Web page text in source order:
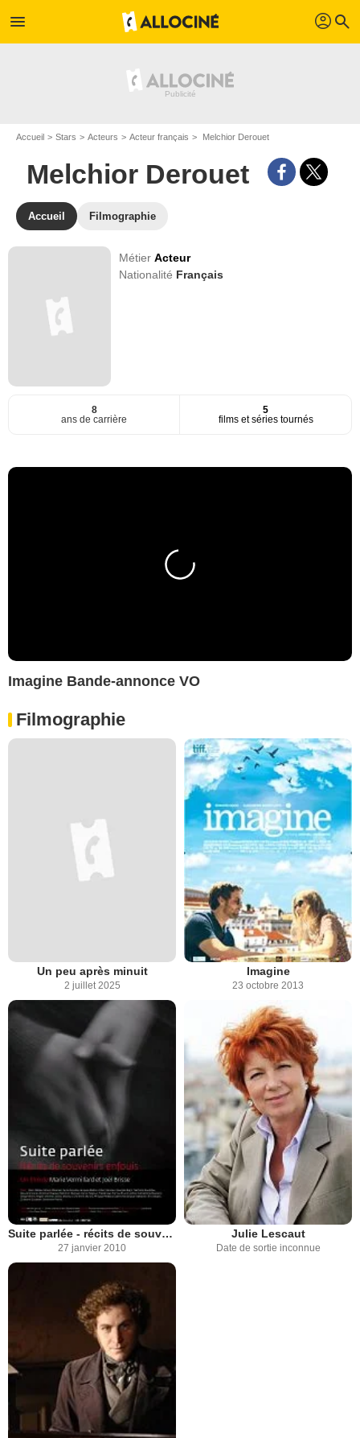
menu profil search
Accueil Stars Acteurs Acteur français Melchior Derouet
Melchior Derouet
Accueil Filmographie
MétierActeur
Nationalité Français
8
ans de carrière
5
films et séries tournés
Imagine Bande-annonce VO
Filmographie
Un peu après minuit
2 juillet 2025
Imagine
23 octobre 2013
Suite parlée - récits de souvenirs enfouis
27 janvier 2010
Julie Lescaut
Date de sortie inconnue